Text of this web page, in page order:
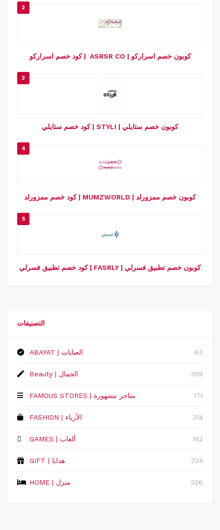
2
كود خصم اسراركو | ASRSR CO | كوبون خصم اسراركو
3
كود خصم ستايلي | STYLI | كوبون خصم ستايلي
4
كود خصم ممزورلد | MUMZWORLD | كوبون خصم ممزورلد
5
كود خصم تطبيق فسرلي | FASRLY | كوبون خصم تطبيق فسرلي
التصنيفات
ABAYAT | العبايات 63
Beauty | الجمال 359
FAMOUS STORES | متاجر مشهورة 171
FASHION | الأزياء 314
GAMES | ألعاب 142
GIFT | هدايا 324
HOME | منزل 326